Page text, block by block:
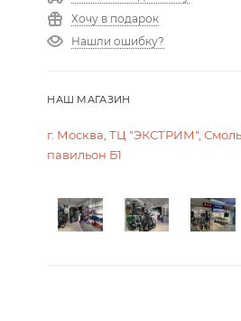
Хочу в подарок
Нашли ошибку?
НАШ МАГАЗИН
г. Москва, ТЦ "ЭКСТРИМ",
павильон Б1